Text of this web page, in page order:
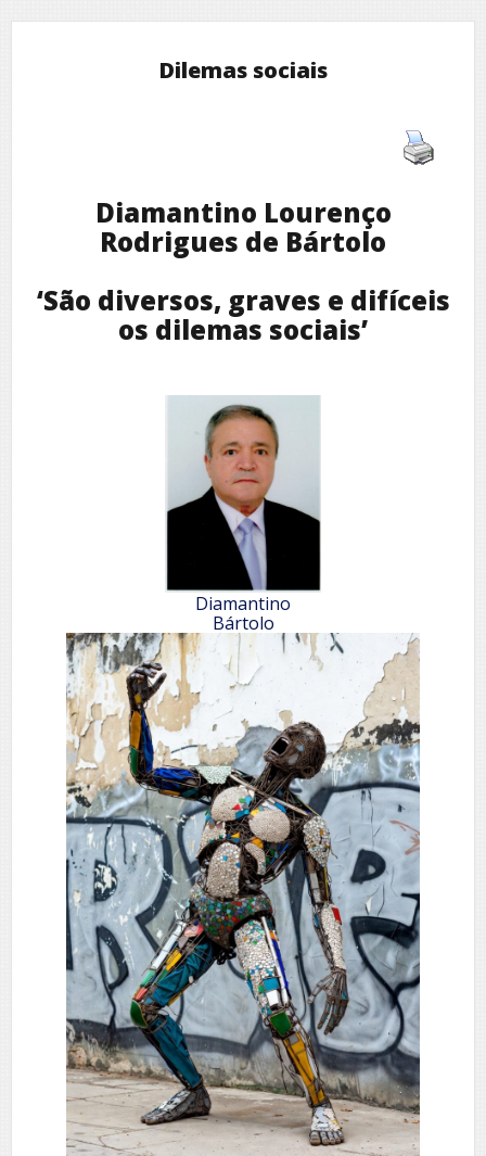
Dilemas sociais
Diamantino Lourenço
Rodrigues de Bártolo
‘São diversos, graves e difíceis
os dilemas sociais’
Diamantino
Bártolo